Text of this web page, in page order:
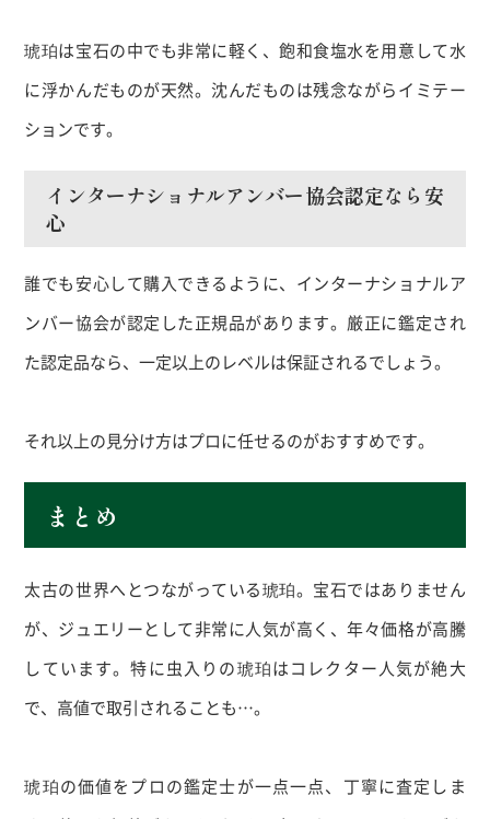
琥珀は宝石の中でも非常に軽く、飽和食塩水を用意して水
に浮かんだものが天然。沈んだものは残念ながらイミテー
ションです。
インターナショナルアンバー協会認定なら安
心
誰でも安心して購入できるように、インターナショナルア
ンバー協会が認定した正規品があります。厳正に鑑定され
た認定品なら、一定以上のレベルは保証されるでしょう。
それ以上の見分け方はプロに任せるのがおすすめです。
まとめ
太古の世界へとつながっている琥珀。宝石ではありません
が、ジュエリーとして非常に人気が高く、年々価格が高騰
しています。特に虫入りの琥珀はコレクター人気が絶大
で、高値で取引されることも…。
琥珀の価値をプロの鑑定士が一点一点、丁寧に査定しま